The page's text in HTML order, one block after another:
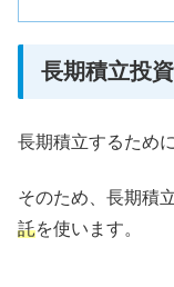
長期積立投
長期積立するため
そのため、長期積
託を使います。